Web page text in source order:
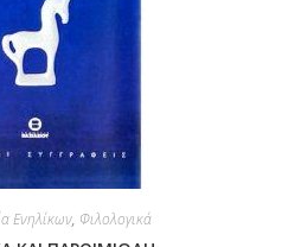
Ενηλίκων, Φιλολογικά